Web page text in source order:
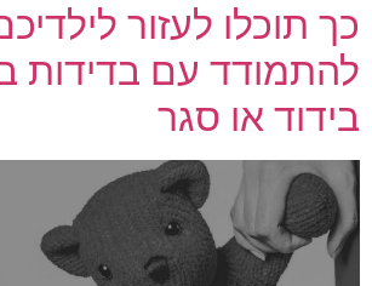
כך תוכלו לעזור
להתמודד עם בדידות
בידוד או סגר